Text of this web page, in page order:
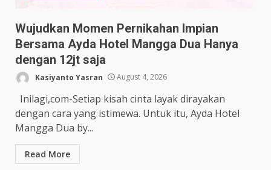
Wujudkan Momen Pernikahan Impian
Bersama Ayda Hotel Mangga Dua Hanya
dengan 12jt saja
Kasiyanto Yasran August 4, 2026
Inilagi,com-Setiap kisah cinta layak dirayakan
dengan cara yang istimewa. Untuk itu, Ayda Hotel
Mangga Dua by...
Read More